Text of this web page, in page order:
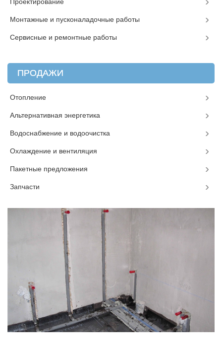
Монтажные и пусконаладочные работы
Сервисные и ремонтные работы
ПРОДАЖИ
Отопление
Альтернативная энергетика
Водоснабжение и водоочистка
Охлаждение и вентиляция
Пакетные предложения
Запчасти